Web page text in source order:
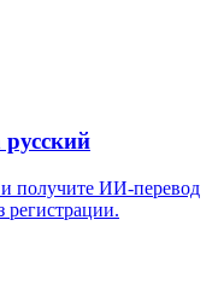
и получите ИИ-перевод
регистрации.